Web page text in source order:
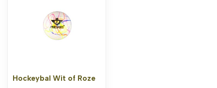
Hockeybal Wit of Roze